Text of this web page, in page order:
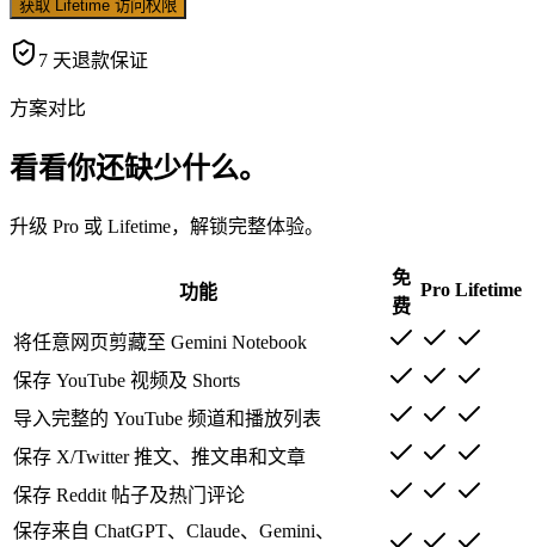
获取 Lifetime 访问权限
7 天退款保证
方案对比
看看你还缺少什么。
升级 Pro 或 Lifetime，解锁完整体验。
功能
免
费
Pro Lifetime
将任意网页剪藏至 Gemini Notebook
保存 YouTube 视频及 Shorts
导入完整的 YouTube 频道和播放列表
保存 X/Twitter 推文、推文串和文章
保存 Reddit 帖子及热门评论
保存来自 ChatGPT、Claude、Gemini、